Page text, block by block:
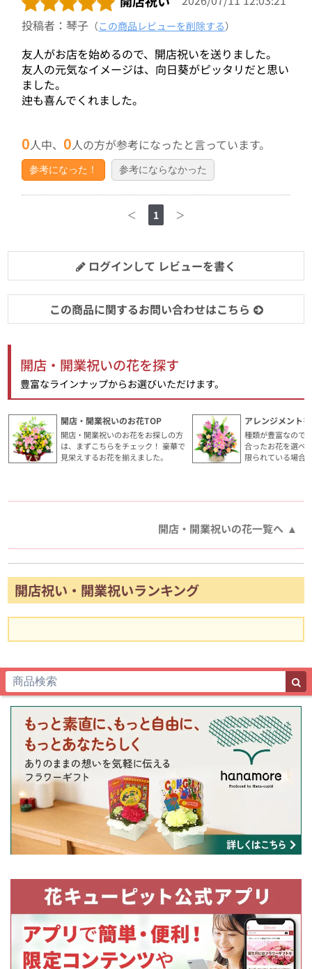
投稿者：琴子 （この商品レビューを削除する）
友人がお店を始めるので、開店祝いを送りました。
友人の元気なイメージは、向日葵がピッタリだと思い
ました。
迚も喜んでくれました。
0人中、0人の方が参考になったと言っています。
参考になった！ 参考にならなかった
＜ 1 ＞
ログインして レビューを書く
この商品に関するお問い合わせはこちら
開店・開業祝いの花を探す
豊富なラインナップからお選びいただけます。
開店・開業祝いのお花TOP
開店・開業祝いのお花をお探しの方
は、まずこちらをチェック！ 豪華で
見栄えするお花を揃えました。
アレンジメント
種類が豊富なので
合ったお花を選べ
限られている場合
開店・開業祝いの花一覧へ
開店祝い・開業祝いランキング